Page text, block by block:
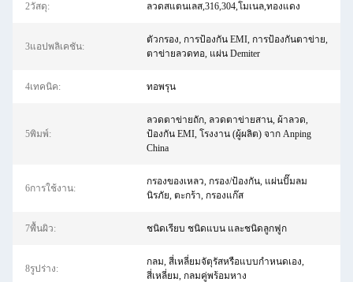
2วัสดุ: ลวดสแตนเลส,316,304,โมเนล,ทองแดง
3แอปพลิเคชัน:
ตัวกรอง, การป้องกัน EMI, การป้องกันตาข่าย,
ตาข่ายลวดทอ, แผ่น Demiter
4เทคนิค: ทอพรุน
5พิมพ์:
ลวดตาข่ายถัก, ลวดตาข่ายสาน, ผ้าลวด,
ป้องกัน EMI, โรงงาน (ผู้ผลิต) จาก Anping
China
6การใช้งาน:
กรองของเหลว, กรอง/ป้องกัน, แผ่นปั๊มลม
นิรภัย, ตะกร้า, กรองแก๊ส
7พื้นผิว: ชนิดเรียบ ชนิดแบน และชนิดลูกฟูก
8รูปร่าง:
กลม, สี่เหลี่ยมจัตุรัสหรือแบบกำหนดเอง,
สี่เหลี่ยม, กลมคู่พร้อมหาง